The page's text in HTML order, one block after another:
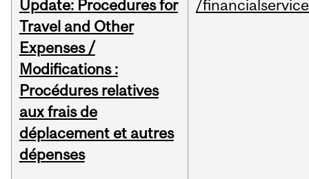
Update: Procedures for
Travel and Other
Expenses /
Modifications :
Procédures relatives
aux frais de
déplacement et autres
dépenses
/